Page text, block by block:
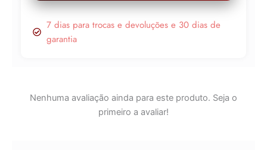
7 dias para trocas e devoluções e 30 dias de
garantia
Nenhuma avaliação ainda para este produto. Seja o
primeiro a avaliar!